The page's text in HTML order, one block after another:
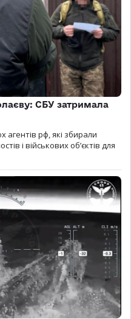
СБУ затримала
рф, які збирали
і військових об’єктів для